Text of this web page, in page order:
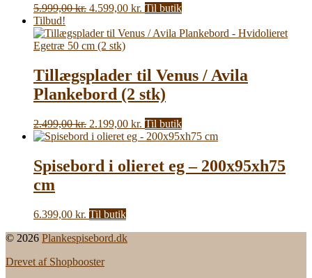
5.999,00kr. Den
pris
var:
4.599,00 kr. Den
pris
Til butik
Tilbud!
Tillægsplader til Venus / Avila
Plankebord (2 stk)
2.499,00kr. Den
oprindelige
var:
2.499,00 kr..
2.199,00 kr. Den
aktuelle
2.199,00 kr..
Til butik
Spisebord i olieret eg – 200x95xh75
cm
6.399,00 kr. Til butik
© 2026 Plankespisebord.dk
Drevet af Shopbooster